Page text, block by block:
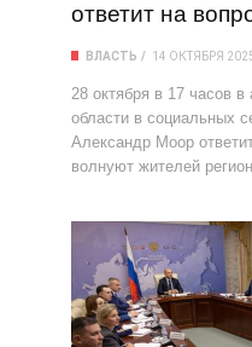
ответит на
ВЛАСТЬ 14 ОКТЯБРЯ
28 октября в 17 часов
области в социальных
Александр Моор
волнуют жителей